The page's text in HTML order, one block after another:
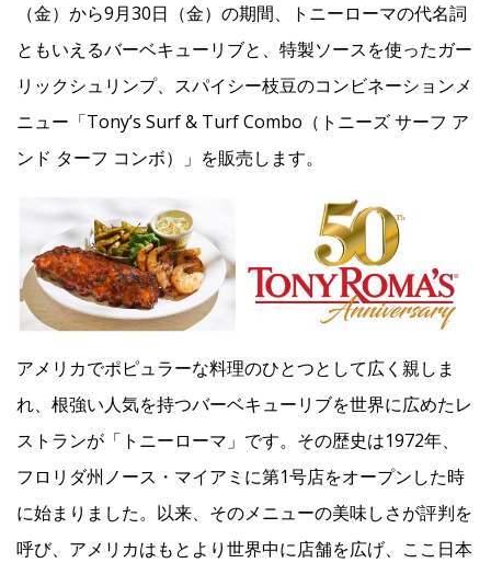
Contact
Facebook
（金）から9月30日（金）の期間、トニーローマの代名詞
ともいえるバーベキューリブと、特製ソースを使ったガー
リックシュリンプ、スパイシー枝豆のコンビネーションメ
ニュー「Tony’s Surf & Turf Combo（トニーズ サーフ ア
ンド ターフ コンボ）」を販売します。
アメリカでポピュラーな料理のひとつとして広く親しま
れ、根強い人気を持つバーベキューリブを世界に広めたレ
ストランが「トニーローマ」です。その歴史は1972年、
フロリダ州ノース・マイアミに第1号店をオープンした時
に始まりました。以来、そのメニューの美味しさが評判を
呼び、アメリカはもとより世界中に店舗を広げ、ここ日本